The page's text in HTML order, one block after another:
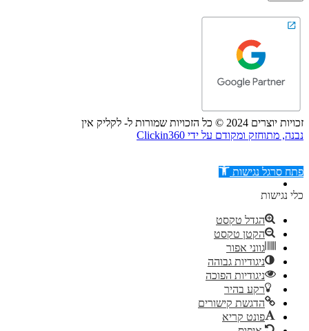
זכויות יוצרים 2024 © כל הזכויות שמורות ל- לקליק אין
נבנה, מתוחזק ומקודם על ידי Clickin360
דילוג לתוכן
פתח סרגל נגישות
כלי נגישות
הגדל טקסט
הקטן טקסט
גווני אפור
ניגודיות גבוהה
ניגודיות הפוכה
רקע בהיר
הדגשת קישורים
פונט קריא